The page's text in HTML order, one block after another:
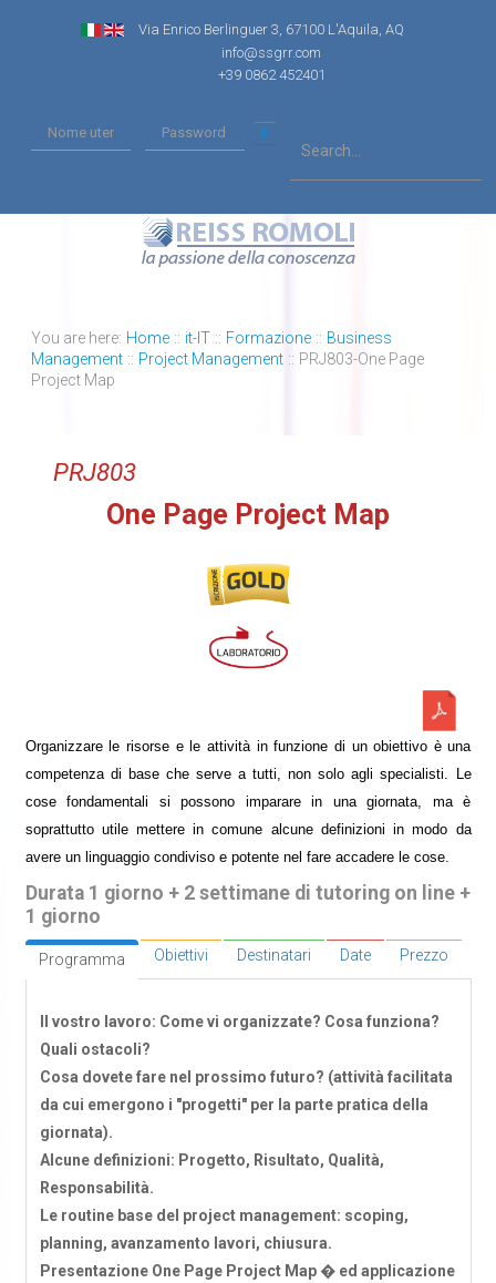
Via Enrico Berlinguer 3, 67100 L'Aquila, AQ
info@ssgrr.com
+39 0862 452401
You are here: Home :: it-IT :: Formazione :: Business
Management :: Project Management :: PRJ803-One Page
Project Map
PRJ803
One Page Project Map
Organizzare le risorse e le attività in funzione di un obiettivo è una
competenza di base che serve a tutti, non solo agli specialisti. Le
cose fondamentali si possono imparare in una giornata, ma è
soprattutto utile mettere in comune alcune definizioni in modo da
avere un linguaggio condiviso e potente nel fare accadere le cose.
Durata 1 giorno + 2 settimane di tutoring on line +
1 giorno
Programma Obiettivi Destinatari Date Prezzo
Il vostro lavoro: Come vi organizzate? Cosa funziona?
Quali ostacoli?
Cosa dovete fare nel prossimo futuro? (attività facilitata
da cui emergono i "progetti" per la parte pratica della
giornata).
Alcune definizioni: Progetto, Risultato, Qualità,
Responsabilità.
Le routine base del project management: scoping,
planning, avanzamento lavori, chiusura.
Presentazione One Page Project Map � ed applicazione